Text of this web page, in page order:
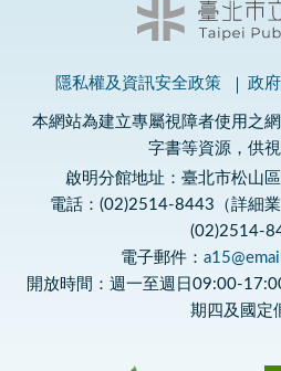
隱私權及資訊安全政策 政
本網站為建立專屬視障者使用之
字書等資源，供
啟明分館地址：臺北市松山
電話：(02)2514-8443（詳細
(02)2514-
電子郵件：
開放時間：週一至週日09:00-
期四及國定